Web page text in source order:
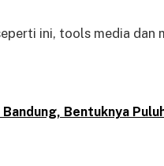
ini, tools media dan
Bentuknya